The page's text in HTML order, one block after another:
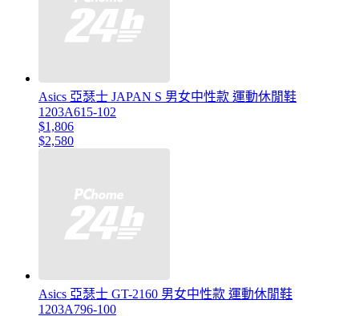
Asics 亞瑟士 JAPAN S 男女中性款 運動休閒鞋
1203A615-102
$1,806
$2,580
Asics 亞瑟士 GT-2160 男女中性款 運動休閒鞋
1203A796-100